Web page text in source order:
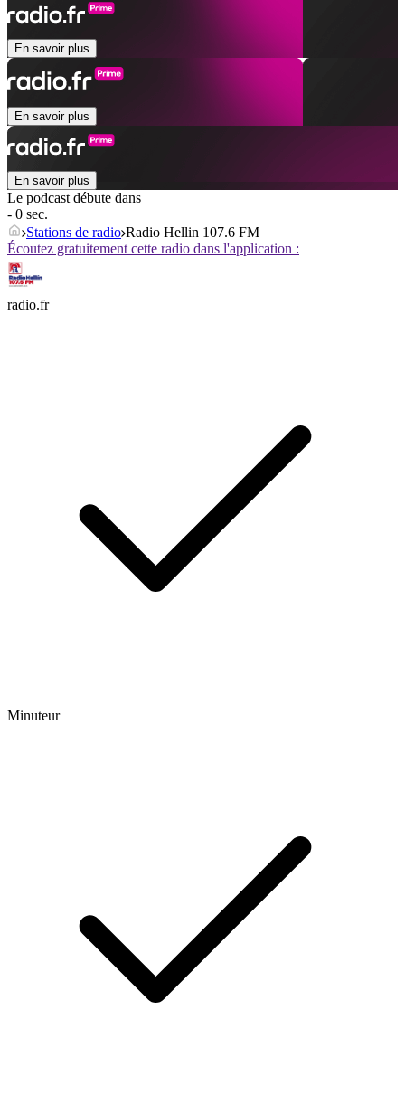
En savoir plus
En savoir plus
En savoir plus
Le podcast débute dans
- 0 sec.
Stations de radio Radio Hellin 107.6 FM
Écoutez gratuitement cette radio dans l'application :
radio.fr
Minuteur